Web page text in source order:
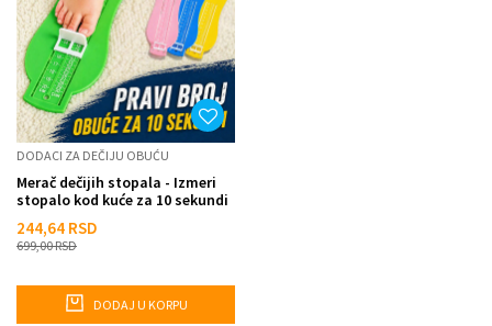
DODACI ZA DEČIJU OBUĆU
Merač dečijih stopala - Izmeri
stopalo kod kuće za 10 sekundi
244,64 RSD
699,00RSD
DODAJ U KORPU